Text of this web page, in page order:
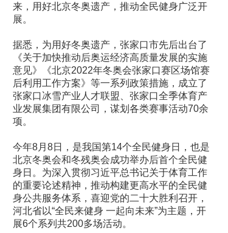
来，用好北京冬奥遗产，推动全民健身广泛开
展。
据悉，为用好冬奥遗产，张家口市先后出台了
《关于加快推动后奥运经济高质量发展的实施
意见》《北京2022年冬奥会张家口赛区场馆赛
后利用工作方案》等一系列政策措施，成立了
张家口冰雪产业人才联盟、张家口全季体育产
业发展集团有限公司，谋划各类赛事活动70余
项。
今年8月8日，是我国第14个全民健身日，也是
北京冬奥会和冬残奥会成功举办后首个全民健
身日。为深入贯彻习近平总书记关于体育工作
的重要论述精神，推动构建更高水平的全民健
身公共服务体系，喜迎党的二十大胜利召开，
河北省以“全民来健身 一起向未来”为主题，开
展6个系列共200多场活动。